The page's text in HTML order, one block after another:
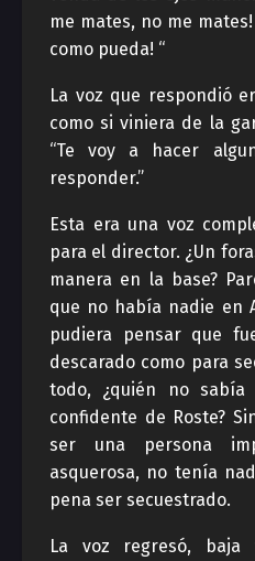
me mates, no me mates!
como pueda! “
La voz que respondió
como si viniera de la
“Te voy a hacer
responder.”
Esta era una voz
para el director. ¿Un
manera en la base?
que no había nadie en
pudiera pensar que
descarado como para
todo, ¿quién no
confidente de Roste?
ser una persona
asquerosa, no tenía
pena ser secuestrado.
La voz regresó, baja